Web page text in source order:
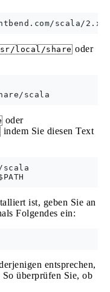
local/share oder
oder
indem Sie diesen Text
scala
ist, geben Sie an
Folgendes ein:
entsprechen,
So überprüfen Sie, ob